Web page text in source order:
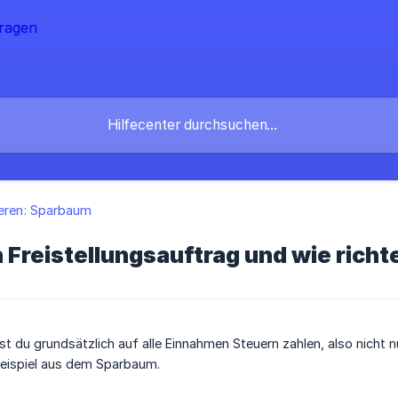
Sparbaum
Freistellungsauftrag und wie
du grundsätzlich auf alle Einnahmen Steuern zahlen, also nicht
aus dem Sparbaum.